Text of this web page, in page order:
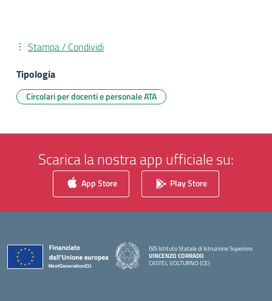
Stampa / Condividi
Tipologia
Circolari per docenti e personale ATA
Scarica la nostra app ufficiale su:
App Store Play Store
ISIS Istituto Statale di Istruzione Superiore
VINCENZO CORRADO
CASTEL VOLTURNO (CE)